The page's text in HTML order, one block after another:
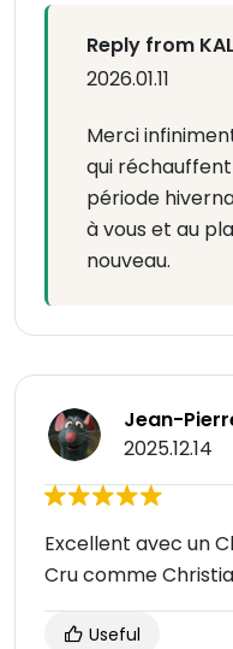
Reply from
2026.01.11
Merci
qui
période
à vous et au
nouveau.
Jean-
2025.12.14
Excellent avec un
Cru comme
Useful